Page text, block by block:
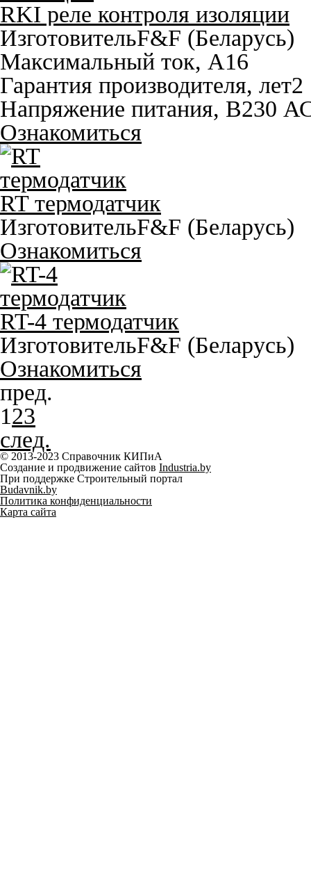
RKI реле контроля изоляции
ИзготовительF&F (Беларусь)
Максимальный ток, A16
Гарантия производителя, лет2
Напряжение питания, В230
Ознакомиться
RT термодатчик
ИзготовительF&F (Беларусь)
Ознакомиться
RT-4 термодатчик
ИзготовительF&F (Беларусь)
Ознакомиться
пред.
123
след.
© 2013-2023 Справочник КИПиА
Создание и продвижение сайтов Industria.by
При поддержке Строительный портал
Budavnik.by
Политика конфиденциальности
Карта сайта